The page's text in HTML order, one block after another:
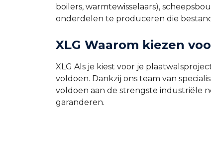
boilers, warmtewisselaars),
onderdelen te produceren die
XLG Waarom kiezen
XLG Als je kiest voor je
voldoen. Dankzij ons team van
voldoen aan de strengste industriële
garanderen.